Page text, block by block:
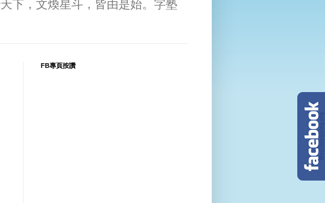
下，文煥星斗，皆由是始。字塾
FB專頁按讚